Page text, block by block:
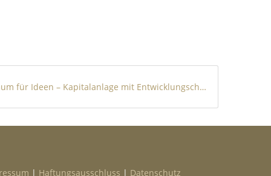
Raum für Ideen – Kapitalanlage mit Entwicklungschance
| Haftungsausschluss | Datenschutz